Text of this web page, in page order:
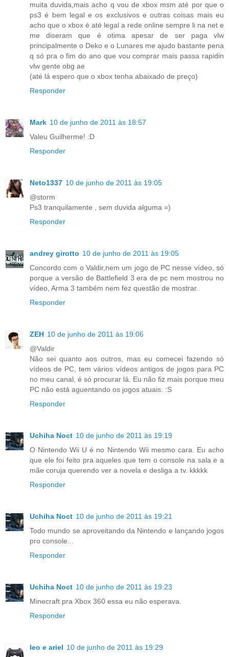
muita duvida,mais acho q vou de xbox msm até por que o
ps3 é bem legal e os exclusivos e outras coisas mais eu
acho que o xbox é até legal a rede online sempre li na net e
me diseram que é otima apesar de ser paga vlw
principalmente o Deko e o Lunares me ajudo bastante pena
q só pra o fim do ano que vou comprar mais passa rapidin
vlw gente obg ae
(até lá espero que o xbox tenha abaixado de preço)
Responder
Mark 10 de junho de 2011 às 18:57
Valeu Guilherme! :D
Responder
Neto1337 10 de junho de 2011 às 19:05
@storm
Ps3 tranquilamente , sem duvida alguma =)
Responder
andrey girotto 10 de junho de 2011 às 19:05
Concordo com o Valdir,nem um jogo de PC nesse vídeo, só
porque a versão de Battlefield 3 era de pc nem mostrou no
vídeo, Arma 3 também nem fez questão de mostrar.
Responder
ZEH 10 de junho de 2011 às 19:06
@Valdir
Não sei quanto aos outros, mas eu comecei fazendo só
vídeos de PC, tem vários vídeos antigos de jogos para PC
no meu canal, é só procurar lá. Eu não fiz mais porque meu
PC não está aguentando os jogos atuais. :S
Responder
Uchiha Noct 10 de junho de 2011 às 19:19
O Nintendo Wii U é no Nintendo Wii mesmo cara. Eu acho
que ele foi feito pra aqueles que tem o console na sala e a
mãe coruja querendo ver a novela e desliga a tv. kkkkk
Responder
Uchiha Noct 10 de junho de 2011 às 19:21
Todo mundo se aproveitando da Nintendo e lançando jogos
pro console...
Responder
Uchiha Noct 10 de junho de 2011 às 19:23
Minecraft pra Xbox 360 essa eu não esperava.
Responder
leo e ariel 10 de junho de 2011 às 19:29